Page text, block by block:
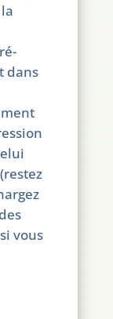
dans
vous